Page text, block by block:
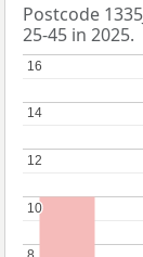
Postcode
25-45 in 2025.
10
10
12
12
14
14
16
16